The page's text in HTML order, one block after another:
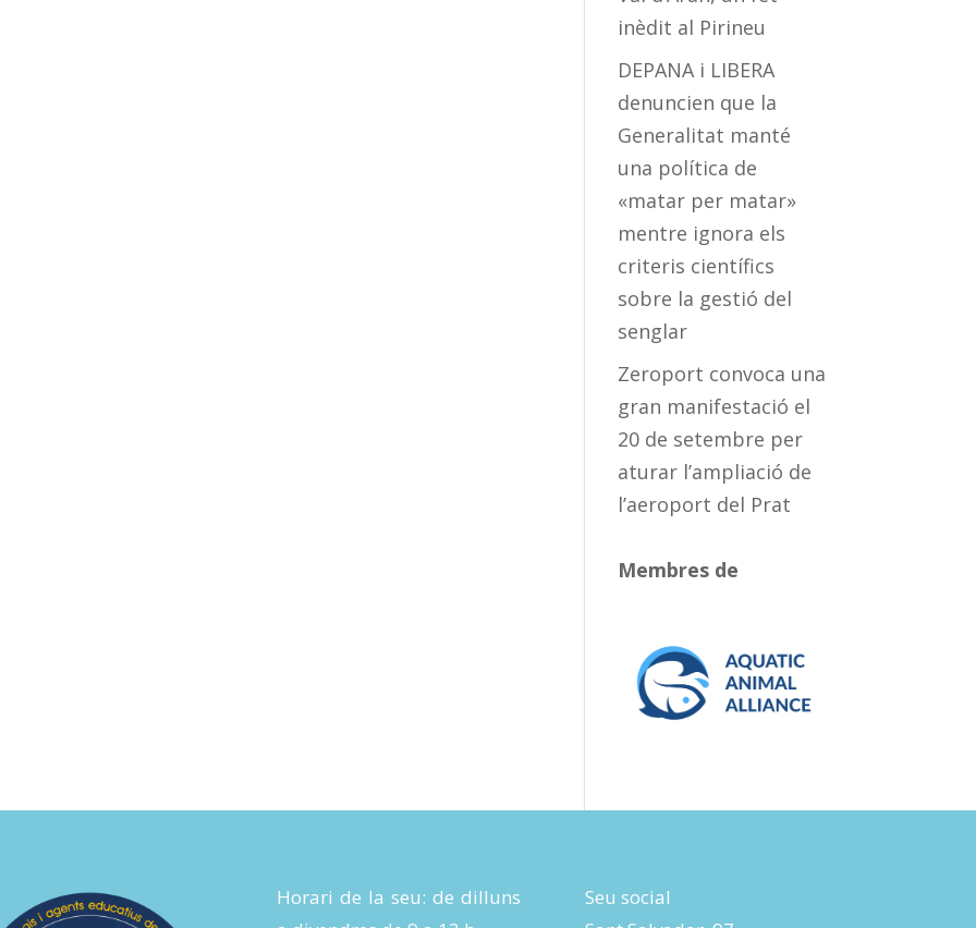
inèdit al Pirineu
DEPANA i LIBERA
denuncien que la
Generalitat manté
una política de
«matar per matar»
mentre ignora els
criteris científics
sobre la gestió del
senglar
Zeroport convoca una
gran manifestació el
20 de setembre per
aturar l’ampliació de
l’aeroport del Prat
Membres de
Horari de la seu: de dilluns
Seu social